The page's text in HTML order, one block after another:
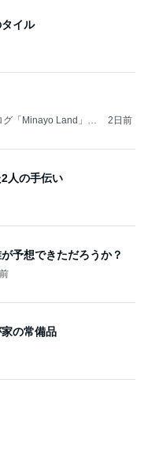
イル
グ「Minayo Land」P
2日前
人の手伝い
予想できただろうか？
の常備品